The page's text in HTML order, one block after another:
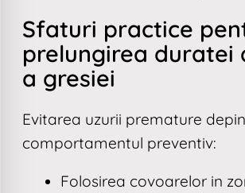
Sfaturi practice
prelungirea duratei
a gresiei
Evitarea uzurii premature
comportamentul preventiv:
Folosirea covoarelor in